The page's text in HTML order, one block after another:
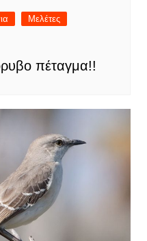
Μελέτες
πέταγμα!!